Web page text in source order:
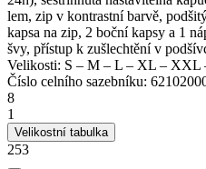
lem, zip v kontrastní barvě,
kapsa na zip, 2 boční kapsy a 1
švy, přístup k zušlechtění v
Velikosti: S – M – L – XL – XXL
Číslo celního sazebníku:
8
1
Velikostní tabulka
253